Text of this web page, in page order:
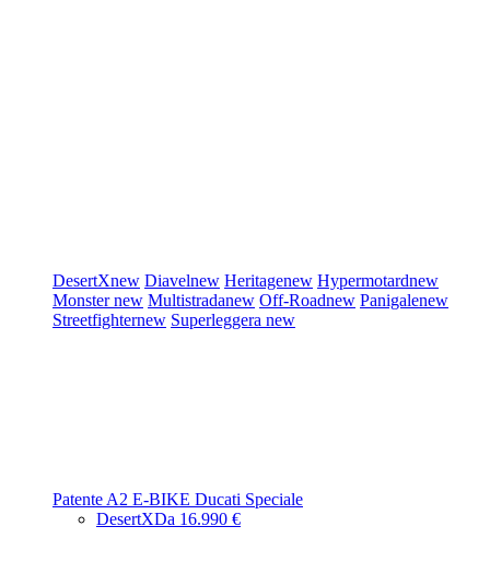
DesertXnew Diavelnew Heritagenew Hypermotardnew
Monsternew Multistradanew Off-Roadnew Panigalenew
Streetfighternew Superleggera new
Patente A2 E-BIKE Ducati Speciale
DesertXDa 16.990 €